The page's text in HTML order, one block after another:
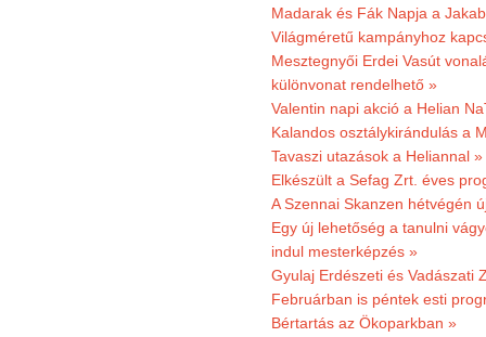
Madarak és Fák Napja a
Világméretű kampányhoz
Mesztegnyői Erdei Vasút
különvonat rendelhető »
Valentin napi akció a Helian
Kalandos osztálykirándulás a
Tavaszi utazások a Heliannal »
Elkészült a Sefag Zrt. éves
A Szennai Skanzen hétvégén
Egy új lehetőség a tanulni
indul mesterképzés »
Gyulaj Erdészeti és Vadászati
Februárban is péntek esti
Bértartás az Ökoparkban »